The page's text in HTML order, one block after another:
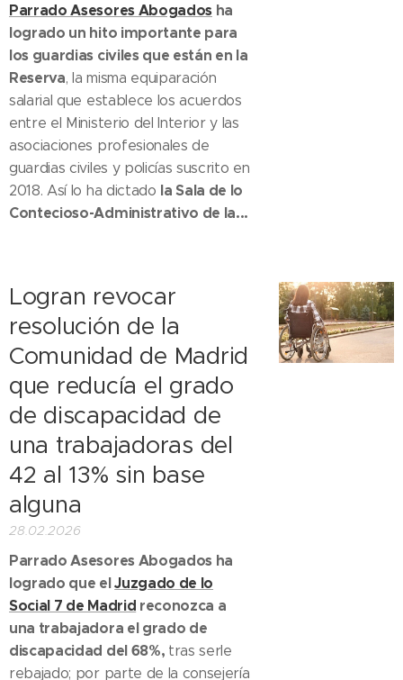
Parrado Asesores Abogados ha
logrado un hito importante para
los guardias civiles que están en la
Reserva, la misma equiparación
salarial que establece los acuerdos
entre el Ministerio del Interior y las
asociaciones profesionales de
guardias civiles y policías suscrito en
2018. Así lo ha dictado la Sala de lo
Contecioso-Administrativo de la...
Logran revocar
resolución de la
Comunidad de Madrid
que reducía el grado
de discapacidad de
una trabajadoras del
42 al 13% sin base
alguna
28.02.2026
Parrado Asesores Abogados ha
logrado que elJuzgado de lo
Social 7 de Madrid reconozca a
una trabajadora el grado de
discapacidad del 68%, tras serle
rebajado; por parte de la consejería